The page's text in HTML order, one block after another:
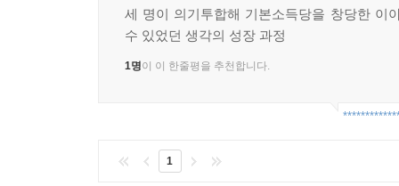
세 명이 의기투합해 기본소득당을 창당한 이
수 있었던 생각의 성장 과정
1명이 이 한줄평을 추천합니다.
1